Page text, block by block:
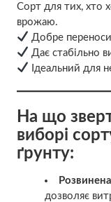
Сорт для тих, хто
врожаю.
Добре
Дає стабільно
Ідеальний для
На що
виборі
ґрунту:
дозволяє